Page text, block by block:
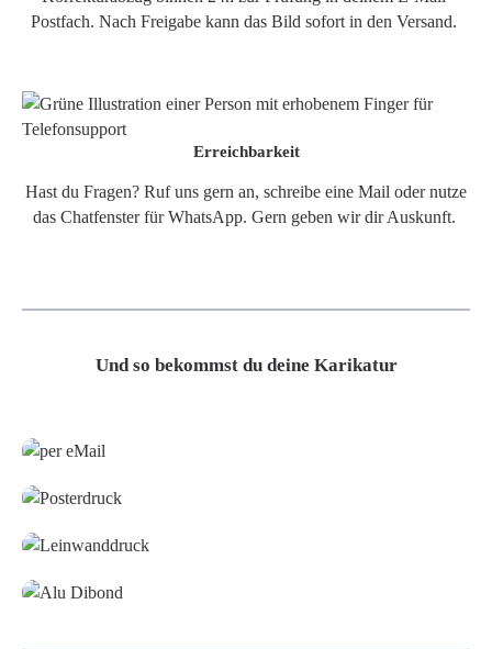
Postfach. Nach Freigabe kann das Bild sofort in den Versand.
Erreichbarkeit
Hast du Fragen? Ruf uns gern an, schreibe eine Mail oder nutze
das Chatfenster für WhatsApp. Gern geben wir dir Auskunft.
Und so bekommst du deine Karikatur